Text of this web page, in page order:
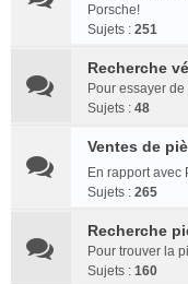
Porsche!
Sujets : 251
Recherche
Pour essayer
Sujets : 48
Ventes de
En rapport avec
Sujets : 265
Recherche
Pour trouver la
Sujets : 160